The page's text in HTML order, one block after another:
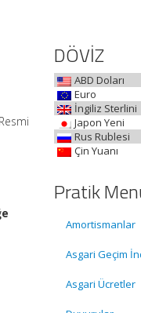
DÖVİZ
ABD Doları
Euro
İngiliz Sterlini
Japon Yeni
Rus Rublesi
Çin Yuanı
Pratik
Amortismanlar
Asgari Geçim
Asgari Ücretler